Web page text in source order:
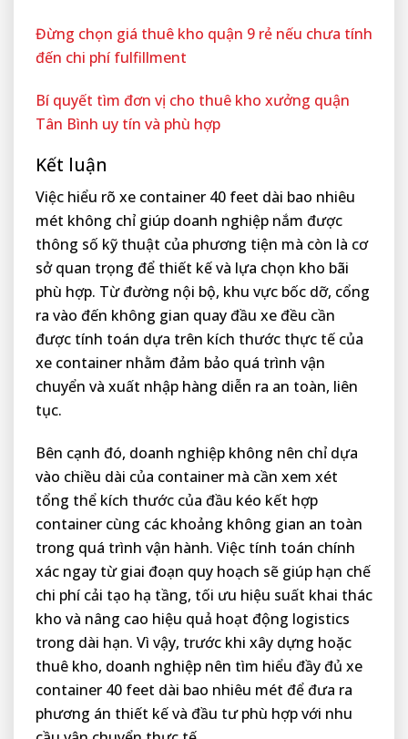
Đừng chọn giá thuê kho quận 9 rẻ nếu chưa tính
đến chi phí fulfillment
Bí quyết tìm đơn vị cho thuê kho xưởng quận
Tân Bình uy tín và phù hợp
Kết luận
Việc hiểu rõ xe container 40 feet dài bao nhiêu
mét không chỉ giúp doanh nghiệp nắm được
thông số kỹ thuật của phương tiện mà còn là cơ
sở quan trọng để thiết kế và lựa chọn kho bãi
phù hợp. Từ đường nội bộ, khu vực bốc dỡ, cổng
ra vào đến không gian quay đầu xe đều cần
được tính toán dựa trên kích thước thực tế của
xe container nhằm đảm bảo quá trình vận
chuyển và xuất nhập hàng diễn ra an toàn, liên
tục.
Bên cạnh đó, doanh nghiệp không nên chỉ dựa
vào chiều dài của container mà cần xem xét
tổng thể kích thước của đầu kéo kết hợp
container cùng các khoảng không gian an toàn
trong quá trình vận hành. Việc tính toán chính
xác ngay từ giai đoạn quy hoạch sẽ giúp hạn chế
chi phí cải tạo hạ tầng, tối ưu hiệu suất khai thác
kho và nâng cao hiệu quả hoạt động logistics
trong dài hạn. Vì vậy, trước khi xây dựng hoặc
thuê kho, doanh nghiệp nên tìm hiểu đầy đủ xe
container 40 feet dài bao nhiêu mét để đưa ra
phương án thiết kế và đầu tư phù hợp với nhu